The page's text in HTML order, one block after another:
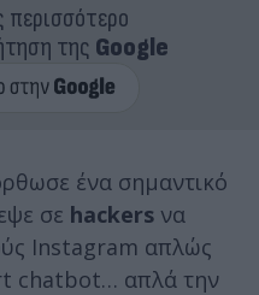
περισσότερο
της Google
ένα σημαντικό
σε hackers να
Instagram απλώς
chatbot… απλά την